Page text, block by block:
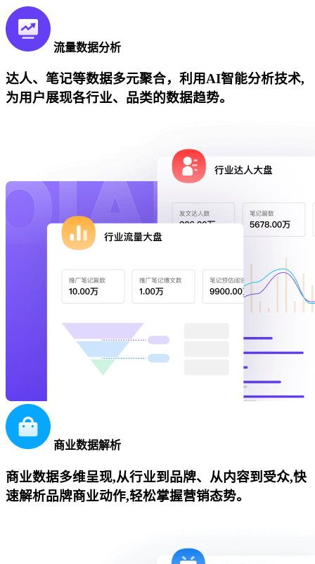
流量数据分析
达人、笔记等数据多元聚合，利用AI智能分析技术,
为用户展现各行业、品类的数据趋势。
商业数据解析
商业数据多维呈现,从行业到品牌、从内容到受众,快
速解析品牌商业动作,轻松掌握营销态势。